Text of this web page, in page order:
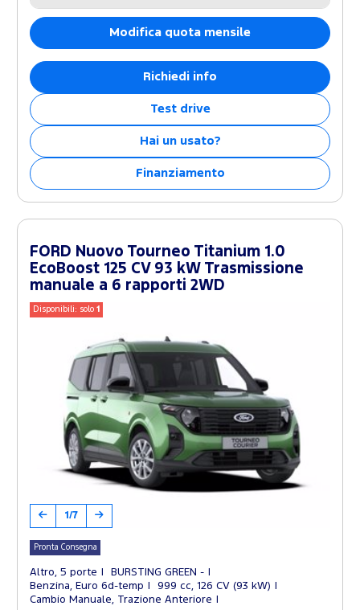
Modifica quota mensile
Richiedi info
Test drive
Hai un usato?
Finanziamento
FORD Nuovo Tourneo Titanium 1.0
EcoBoost 125 CV 93 kW Trasmissione
manuale a 6 rapporti 2WD
Disponibili: solo1
1/7
Pronta Consegna
Altro, 5 porte
BURSTING GREEN -
Benzina, Euro 6d-temp
999 cc, 126 CV (93 kW)
Cambio Manuale, Trazione Anteriore